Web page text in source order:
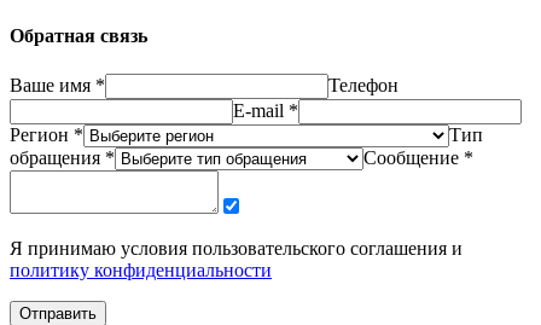
Обратная связь
Ваше имя *
Телефон
E-mail *
Регион *
Тип
обращения *
Сообщение *
Я принимаю условия пользовательского соглашения и
политику конфиденциальности
Отправить